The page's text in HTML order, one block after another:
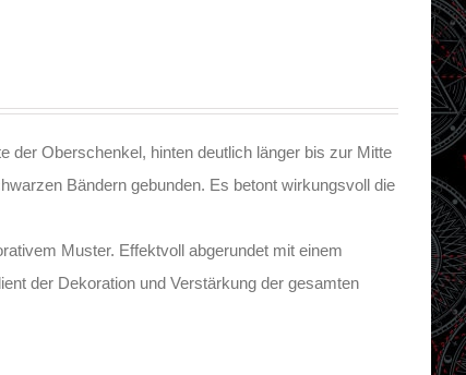
der Oberschenkel, hinten deutlich länger bis zur Mitte
Bändern gebunden. Es betont wirkungsvoll die
Muster. Effektvoll abgerundet mit einem
der Dekoration und Verstärkung der gesamten